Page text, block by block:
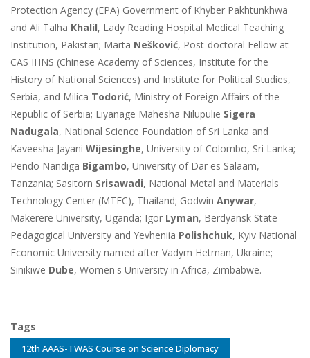
Protection Agency (EPA) Government of Khyber Pakhtunkhwa
and Ali Talha Khalil, Lady Reading Hospital Medical Teaching
Institution, Pakistan; Marta Nešković, Post-doctoral Fellow at
CAS IHNS (Chinese Academy of Sciences, Institute for the
History of National Sciences) and Institute for Political Studies,
Serbia, and Milica Todorić, Ministry of Foreign Affairs of the
Republic of Serbia; Liyanage Mahesha Nilupulie Sigera
Nadugala, National Science Foundation of Sri Lanka and
Kaveesha Jayani Wijesinghe, University of Colombo, Sri Lanka;
Pendo Nandiga Bigambo, University of Dar es Salaam,
Tanzania; Sasitorn Srisawadi, National Metal and Materials
Technology Center (MTEC), Thailand; Godwin Anywar,
Makerere University, Uganda; Igor Lyman, Berdyansk State
Pedagogical University and Yevheniia Polishchuk, Kyiv National
Economic University named after Vadym Hetman, Ukraine;
Sinikiwe Dube, Women's University in Africa, Zimbabwe.
Tags
12th AAAS-TWAS Course on Science Diplomacy